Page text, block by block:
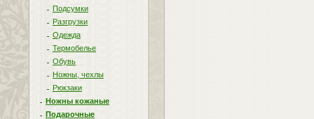
Подсумки
Разгрузки
Одежда
Термобелье
Обувь
Ножны, чехлы
Рюкзаки
Ножны кожаные
Подарочные